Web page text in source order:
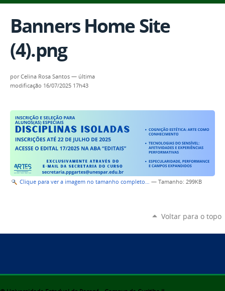
Banners Home Site
(4).png
porCelina Rosa Santos — última
modificação 16/07/2025 17h43
Clique para ver a imagem no tamanho completo… — Tamanho: 299KB
Voltar para o topo